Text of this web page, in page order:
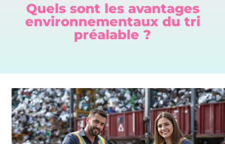
Quels sont les avantages
environnementaux du tri
préalable ?